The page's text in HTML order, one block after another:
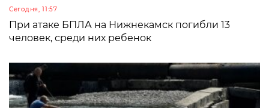
Сегодня, 11:57
При атаке БПЛА на Нижнекамск погибли 13
человек, среди них ребенок